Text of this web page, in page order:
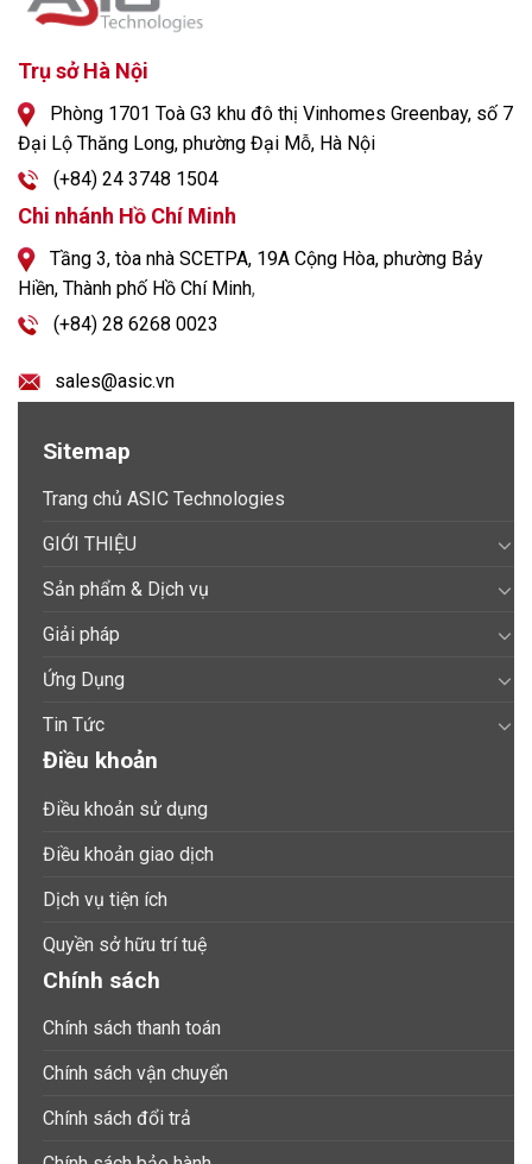
Trụ sở Hà Nội
Phòng 1701 Toà G3 khu đô thị Vinhomes Greenbay, số 7
Đại Lộ Thăng Long, phường Đại Mỗ, Hà Nội
(+84) 24 3748 1504
Chi nhánh Hồ Chí Minh
Tầng 3, tòa nhà SCETPA, 19A Cộng Hòa, phường Bảy
Hiền, Thành phố Hồ Chí Minh,
(+84) 28 6268 0023
sales@asic.vn
Sitemap
Trang chủ ASIC Technologies
GIỚI THIỆU
Sản phẩm & Dịch vụ
Giải pháp
Ứng Dụng
Tin Tức
Điều khoản
Điều khoản sử dụng
Điều khoản giao dịch
Dịch vụ tiện ích
Quyền sở hữu trí tuệ
Chính sách
Chính sách thanh toán
Chính sách vận chuyển
Chính sách đổi trả